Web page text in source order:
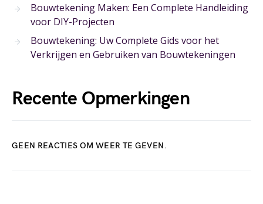
Bouwtekening Maken: Een Complete Handleiding
voor DIY-Projecten
Bouwtekening: Uw Complete Gids voor het
Verkrijgen en Gebruiken van Bouwtekeningen
Recente Opmerkingen
GEEN REACTIES OM WEER TE GEVEN.